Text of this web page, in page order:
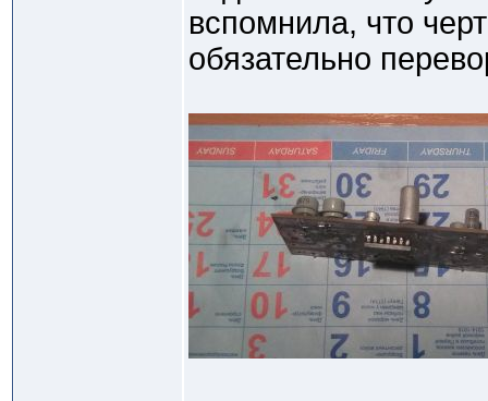
вспомнила, что
обязательно